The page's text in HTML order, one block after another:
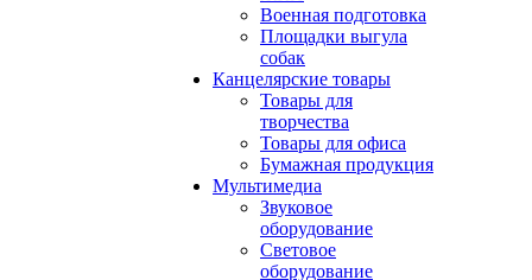
Военная подготовка
Площадки выгула
собак
Канцелярские товары
Товары для
творчества
Товары для офиса
Бумажная продукция
Мультимедиа
Звуковое
оборудование
Световое
оборудование